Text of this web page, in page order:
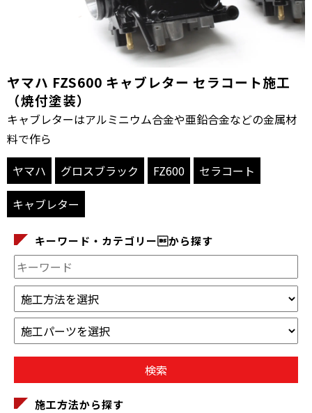
ヤマハ FZS600 キャブレター セラコート施工
（焼付塗装）
キャブレターはアルミニウム合金や亜鉛合金などの金属材
料で作ら
ヤマハ
グロスブラック FZ600
セラコート
キャブレター
キーワード・カテゴリーから探す
施工方法から探す